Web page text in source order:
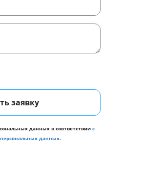
заявку
данных в соответствии с
данных.